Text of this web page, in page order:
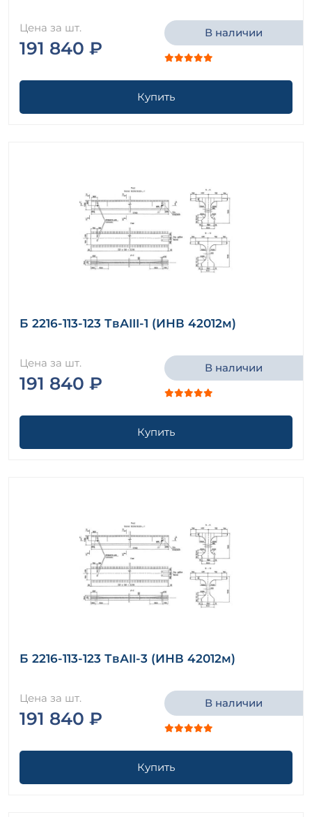
Цена за шт.
191 840 ₽
В наличии
Купить
Б 2216-113-123 ТвАIII-1 (ИНВ 42012м)
Цена за шт.
191 840 ₽
В наличии
Купить
Б 2216-113-123 ТвАII-3 (ИНВ 42012м)
Цена за шт.
191 840 ₽
В наличии
Купить